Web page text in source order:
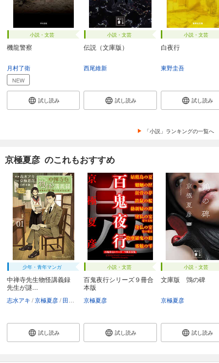
小説・文芸
機龍警察
月村了衛
NEW
試し読み
小説・文芸
伝説（文庫版）
西尾維新
試し読み
小説・文芸
白夜行
東野圭吾
試し読み
「小説」ランキングの一覧へ
京極夏彦 のこれもおすすめ
少年・青年マンガ
中禅寺先生物怪講義録
先生が謎...
志水アキ 京極夏彦 田村半蔵
試し読み
小説・文芸
百鬼夜行シリーズ９冊合
本版
京極夏彦
試し読み
小説・文芸
文庫版 鵼の碑
京極夏彦
試し読み